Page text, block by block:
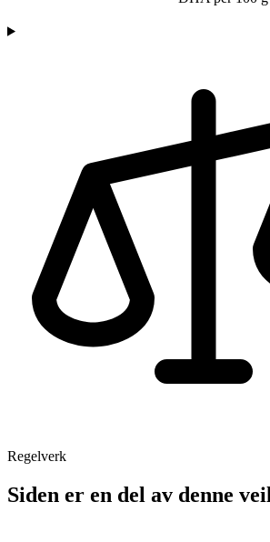
Regelverk
Siden er en del av denne